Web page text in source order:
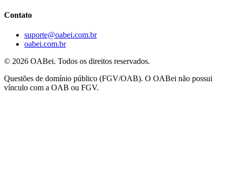
Contato
suporte@oabei.com.br
oabei.com.br
© 2026 OABei. Todos os direitos reservados.
Questões de domínio público (FGV/OAB). O OABei não possui
vínculo com a OAB ou FGV.